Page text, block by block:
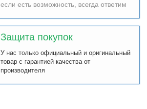
если есть возможность, всегда ответим
Защита покупок
У нас только официальный и оригинальный
товар с гарантией качества от
производителя